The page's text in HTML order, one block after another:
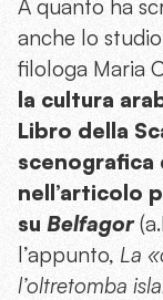
A quanto ha
anche lo
filologa Maria
la cultura
Libro della
scenografica
nell’articolo
su Belfagor
l’appunto, La
l’oltretomba